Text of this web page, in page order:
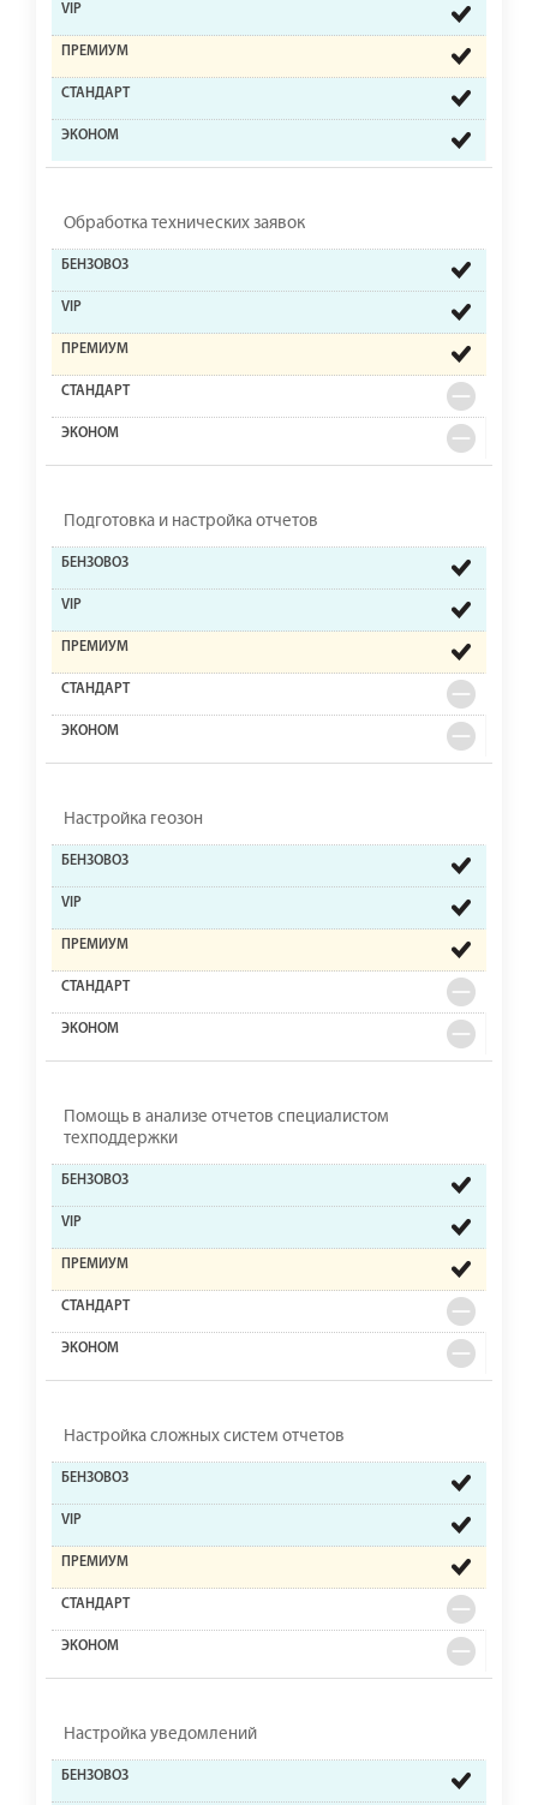
Обработка технических заявок
Подготовка и настройка отчетов
Настройка геозон
Помощь в анализе отчетов специалистом
техподдержки
Настройка сложных систем отчетов
Настройка уведомлений